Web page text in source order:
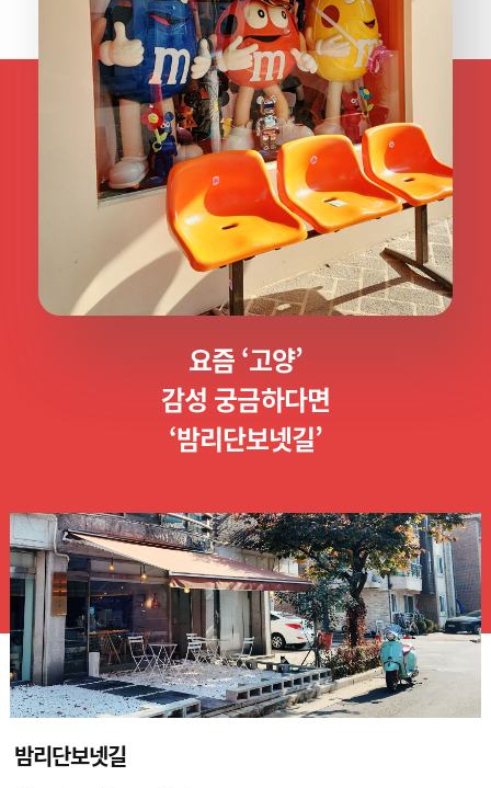
요즘 ‘고양’
감성 궁금하다면
‘밤리단보넷길’
밤리단보넷길